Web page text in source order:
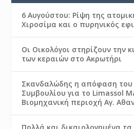
6 Αυγούστου: Ρίψη της
Χιροσίμα και ο πυρηνικός
Οι Οικολόγοι στηρίζουν την
των κεραιών στο Ακρωτήρι
Σκανδαλώδης η απόφαση του
Συμβουλίου για το Limassol
Βιομηχανική περιοχή Αγ.